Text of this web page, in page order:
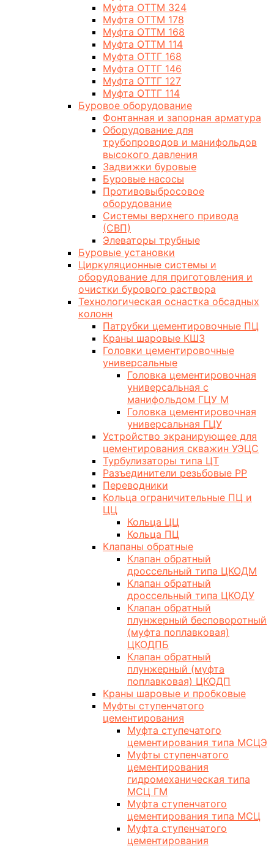
Муфта ОТТМ 324
Муфта ОТТМ 178
Муфта ОТТМ 168
Муфта ОТТМ 114
Муфта ОТТГ 168
Муфта ОТТГ 146
Муфта ОТТГ 127
Муфта ОТТГ 114
Буровое оборудование
Фонтанная и запорная арматура
Оборудование для
трубопроводов и манифольдов
высокого давления
Задвижки буровые
Буровые насосы
Противовыбросовое
оборудование
Системы верхнего привода
(СВП)
Элеваторы трубные
Буровые установки
Циркуляционные системы и
оборудование для приготовления и
очистки бурового раствора
Технологическая оснастка обсадных
колонн
Патрубки цементировочные ПЦ
Краны шаровые КШЗ
Головки цементировочные
универсальные
Головка цементировочная
универсальная с
манифольдом ГЦУ М
Головка цементировочная
универсальная ГЦУ
Устройство экранирующее для
цементирования скважин УЭЦС
Турбулизаторы типа ЦТ
Разъединители резьбовые РР
Переводники
Кольца ограничительные ПЦ и
ЦЦ
Кольца ЦЦ
Кольца ПЦ
Клапаны обратные
Клапан обратный
дроссельный типа ЦКОДМ
Клапан обратный
дроссельный типа ЦКОДУ
Клапан обратный
плунжерный бесповоротный
(муфта поплавковая)
ЦКОДПБ
Клапан обратный
плунжерный (муфта
поплавковая) ЦКОДП
Краны шаровые и пробковые
Муфты ступенчатого
цементирования
Муфта ступечатого
цементирования типа МСЦЭ
Муфты ступенчатого
цементирования
гидромеханическая типа
МСЦ ГМ
Муфта ступенчатого
цементирования типа МСЦ
Муфта ступенчатого
цементирования